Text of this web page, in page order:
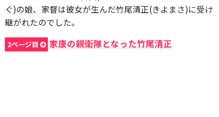
ぐ)の娘、家督は彼女が生んだ竹尾清正(きよまさ)に受け
継がれたのでした。
2ページ目 家康の親衛隊となった竹尾清正